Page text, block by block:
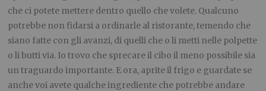
che ci potete mettere dentro quello che volete. Qualcuno
potrebbe non fidarsi a ordinarle al ristorante, temendo che
siano fatte con gli avanzi, di quelli che o li metti nelle polpette
o li butti via. Io trovo che sprecare il cibo il meno possibile sia
un traguardo importante. E ora, aprite il frigo e guardate se
anche voi avete qualche ingrediente che potrebbe andare